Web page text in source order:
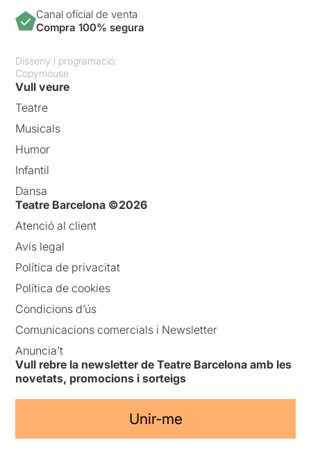
Canal oficial de venta
Compra 100% segura
Disseny i programació:
Copymouse
Vull veure
Teatre
Musicals
Humor
Infantil
Dansa
Teatre Barcelona ©2026
Atenció al client
Avís legal
Política de privacitat
Política de cookies
Condicions d’ús
Comunicacions comercials i Newsletter
Anuncia’t
Vull rebre la newsletter de Teatre Barcelona amb les
novetats, promocions i sorteigs
Unir-me